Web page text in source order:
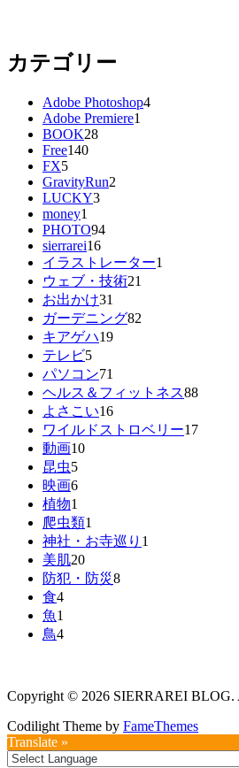
カテゴリー
Adobe Photoshop4
Adobe Premiere1
BOOK28
Free140
FX5
GravityRun2
LUCKY3
money1
PHOTO94
sierrarei16
イラストレーター1
ウェブ・技術21
お出かけ31
ガーデニング82
キアゲハ19
テレビ5
パソコン71
ヘルス＆フィットネス88
よさこい16
ワイルドストロベリー17
動画10
昆虫5
映画6
植物1
爬虫類1
神社・お寺巡り 1
美肌20
防犯・防災8
食4
魚1
鳥4
Copyright © 2026 SIERRAREI BLOG.
Codilight Theme by FameThemes
Translate »